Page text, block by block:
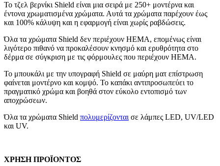
Το τζελ βερνίκι Shield είναι μια σειρά με 250+ μοντέρνα και
έντονα χρωματισμένα χρώματα. Αυτά τα χρώματα παρέχουν έως
και 100% κάλυψη και η εφαρμογή είναι χωρίς ραβδώσεις.
Όλα τα χρώματα Shield δεν περιέχουν HEMA, επομένως είναι
λιγότερο πιθανό να προκαλέσουν κνησμό και ερυθρότητα στο
δέρμα σε σύγκριση με τις φόρμουλες που περιέχουν HEMA.
Το μπουκάλι με την υπογραφή Shield σε μαύρη ματ επίστρωση
φαίνεται μοντέρνο και κομψό. Το καπάκι αντιπροσωπεύει το
πραγματικό χρώμα και βοηθά στον εύκολο εντοπισμό των
αποχρώσεων.
Όλα τα χρώματα Shield πολυμερίζονται σε λάμπες LED, UV/LED
και UV.
ΧΡΗΣΗ ΠΡΟΪΟΝΤΟΣ